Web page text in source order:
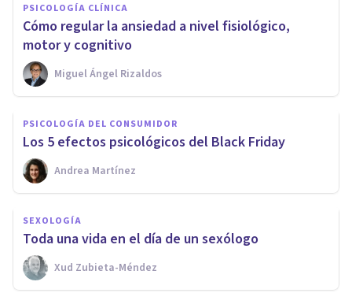
PSICOLOGÍA CLÍNICA
Cómo regular la ansiedad a nivel fisiológico,
motor y cognitivo
Miguel Ángel Rizaldos
PSICOLOGÍA DEL CONSUMIDOR
Los 5 efectos psicológicos del Black Friday
Andrea Martínez
SEXOLOGÍA
Toda una vida en el día de un sexólogo
Xud Zubieta-Méndez